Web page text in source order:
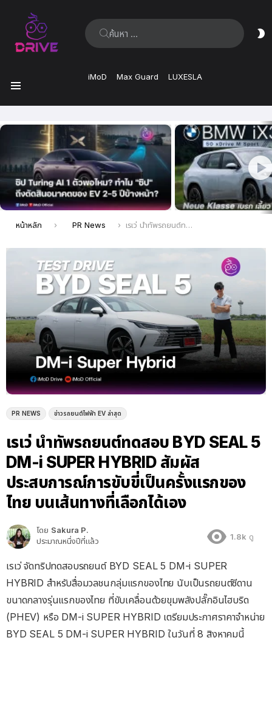
ค้นหา:
iMoD Max Guard LUXESLA
ล่าสุด
คุณอยู่ที่นี่:
หน้าหลัก PR News เรเว่ นำทัพรถยนต์ทดสอบ BYD SEAL 5 DM-i SUPER HYBRID สัมผัสประสบการณ์การขับขี่เป็นครั้งแรกของไทย บนเส้นทางที่เลือกได้เอง
PR NEWS ข่าวรถยนต์ไฟฟ้า EV ล่าสุด
เรเว่ นำทัพรถยนต์ทดสอบ BYD SEAL 5
DM-i SUPER HYBRID สัมผัส
ประสบการณ์การขับขี่เป็นครั้งแรกของ
ไทย บนเส้นทางที่เลือกได้เอง
โดย Sakura P.
ประมาณหนึ่งปีที่แล้ว
1.8k ดู
เรเว่ จัดทริปทดสอบรถยนต์ BYD SEAL 5 DM-i SUPER
HYBRID สำหรับสื่อมวลชนกลุ่มแรกของไทย นับเป็นรถยนต์ซีดาน
ขนาดกลางรุ่นแรกของไทย ที่ขับเคลื่อนด้วยขุมพลังปลั๊กอินไฮบริด
(PHEV) หรือ DM-i SUPER HYBRID เตรียมประกาศราคาจำหน่าย
BYD SEAL 5 DM-i SUPER HYBRID ในวันที่ 8 สิงหาคมนี้